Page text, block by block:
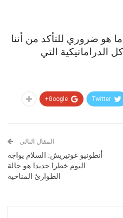
ما هو ضروري للتأكد من أننا
التي
Twitter
Google+
المقال التالي
أنطونيو غوتيريش: السلام يواجه
اليوم خطرا جديدا هو حالة
الطوارئ المناخية